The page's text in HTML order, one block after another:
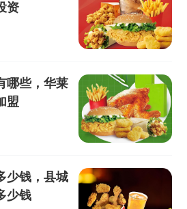
资
哪些，华莱
盟
少钱，县城
少钱